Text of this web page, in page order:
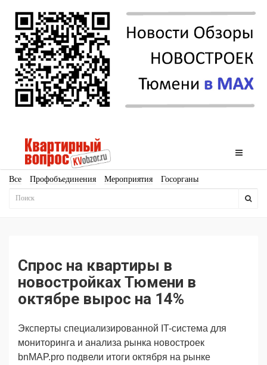
Все Профобъединения Мероприятия Госорганы
Новостройки
Продвижение Поздравляем
Ещё
Спрос на квартиры в
новостройках Тюмени в
октябре вырос на 14%
Эксперты специализированной IT-система для
мониторинга и анализа рынка новостроек
bnMAP.pro подвели итоги октября на рынке